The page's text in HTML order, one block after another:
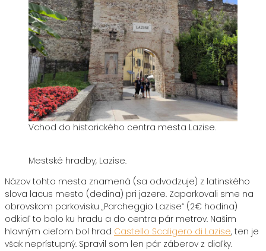
Vchod do historického centra mesta Lazise.
Mestské hradby, Lazise.
Názov tohto mesta znamená (sa odvodzuje) z latinského
slova lacus mesto (dedina) pri jazere. Zaparkovali sme na
obrovskom parkovisku „Parcheggio Lazise“ (2€ hodina)
odkiaľ to bolo ku hradu a do centra pár metrov. Našim
hlavným cieľom bol hrad Castello Scaligero di Lazise, ten je
však neprístupný. Spravil som len pár záberov z diaľky.